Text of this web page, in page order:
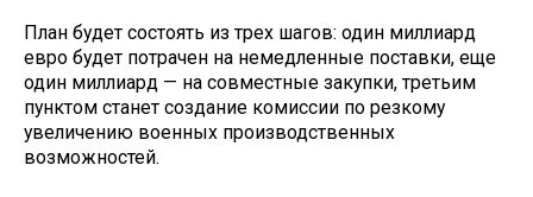
План будет состоять из трех шагов: один миллиард
евро будет потрачен на немедленные поставки, еще
один миллиард — на совместные закупки, третьим
пунктом станет создание комиссии по резкому
увеличению военных производственных
возможностей.